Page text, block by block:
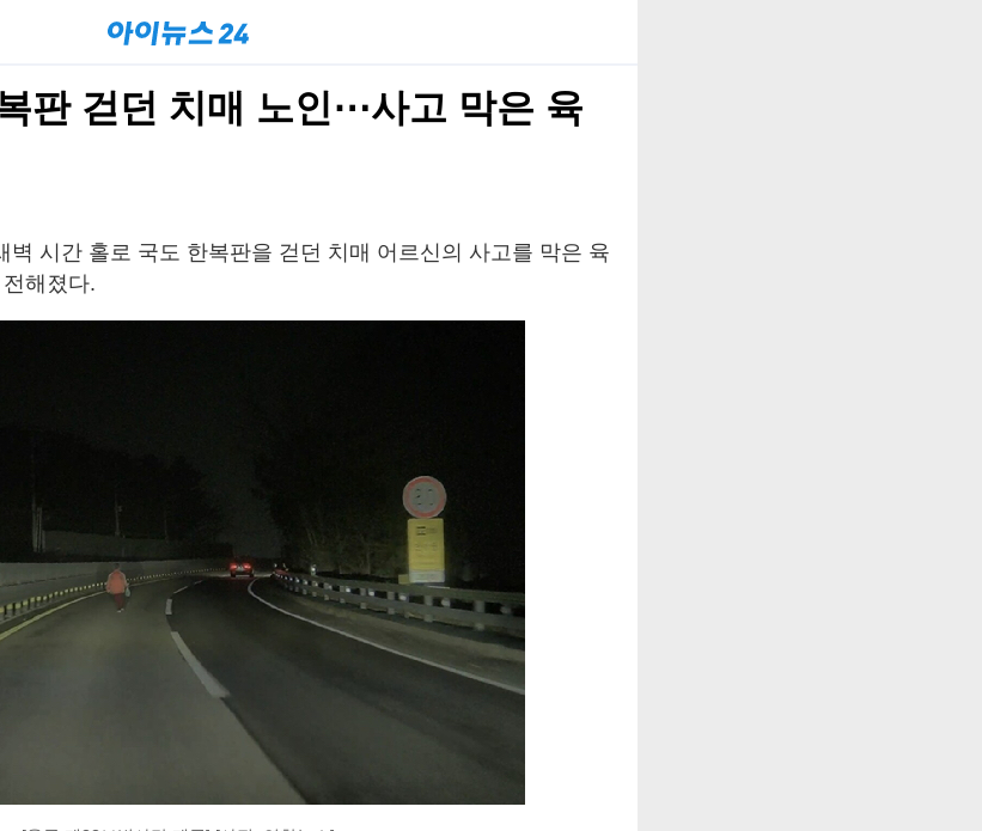
판 걷던 치매 노인⋯사고 막은 육
벽 시간 홀로 국도 한복판을 걷던 치매 어르신의 사고를 막은 육
해졌다.